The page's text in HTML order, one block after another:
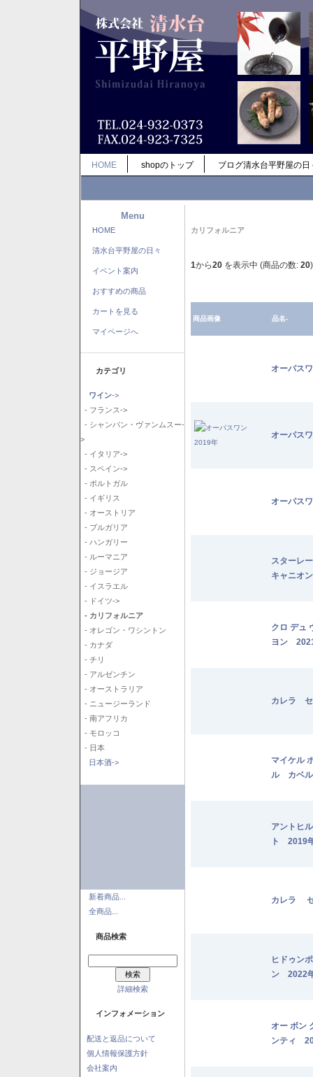
HOME shopのトップ ブログ清水台平野屋の日
Menu
HOME
清水台平野屋の日々
イベント案内
おすすめの商品
カートを見る
マイページへ
カテゴリ
ワイン->
- フランス->
- シャンパン・ヴァンムスー-
>
- イタリア->
- スペイン->
- ポルトガル
- イギリス
- オーストリア
- ブルガリア
- ハンガリー
- ルーマニア
- ジョージア
- イスラエル
- ドイツ->
- カリフォルニア
- オレゴン・ワシントン
- カナダ
- チリ
- アルゼンチン
- オーストラリア
- ニュージーランド
- 南アフリカ
- モロッコ
- 日本
日本酒->
新着商品...
全商品...
商品検索
詳細検索
インフォメーション
配送と返品について
個人情報保護方針
会社案内
カリフォルニア
1から20 を表示中 (商品の数: 20)
商品画像 品名-
オーパス
オーパス
オーパス
スターレ
キャニオ
クロ デュ
ヨン
カレラ
マイケル
ル カベ
アントヒ
ト 2019
カレラ
ヒドゥン
ン 2022
オー ボン
ンティ